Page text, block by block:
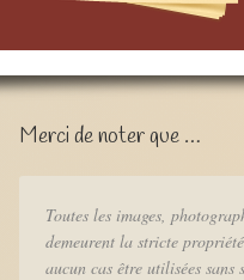
Merci de noter que …
Toutes les images,
demeurent la stricte
aucun cas être utilisées sans